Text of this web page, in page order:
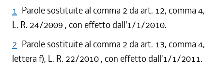
1 Parole sostituite al comma 2 da art. 12, comma 4,
L. R. 24/2009 , con effetto dall'1/1/2010.
2 Parole sostituite al comma 2 da art. 13, comma 4,
lettera f), L. R. 22/2010 , con effetto dall'1/1/2011.